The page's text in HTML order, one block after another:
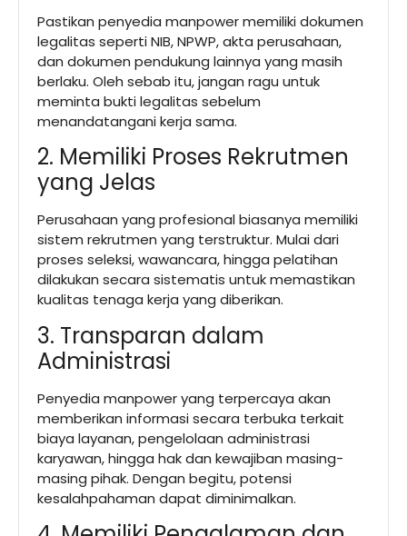
Pastikan penyedia manpower memiliki dokumen
legalitas seperti NIB, NPWP, akta perusahaan,
dan dokumen pendukung lainnya yang masih
berlaku. Oleh sebab itu, jangan ragu untuk
meminta bukti legalitas sebelum
menandatangani kerja sama.
2. Memiliki Proses Rekrutmen
yang Jelas
Perusahaan yang profesional biasanya memiliki
sistem rekrutmen yang terstruktur. Mulai dari
proses seleksi, wawancara, hingga pelatihan
dilakukan secara sistematis untuk memastikan
kualitas tenaga kerja yang diberikan.
3. Transparan dalam
Administrasi
Penyedia manpower yang terpercaya akan
memberikan informasi secara terbuka terkait
biaya layanan, pengelolaan administrasi
karyawan, hingga hak dan kewajiban masing-
masing pihak. Dengan begitu, potensi
kesalahpahaman dapat diminimalkan.